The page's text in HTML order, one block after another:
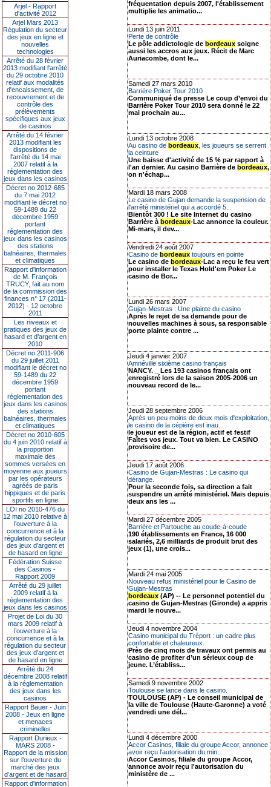
Arjel - Rapport
d'activité 2012
Arjel Mars 2013
Régulation du secteur
des jeux en ligne et
nouvelles
technologies
Arrêté du 28 février
2013 modifiant l'arrêté
du 29 octobre 2010
relatif aux modalités
d'encaissement, de
recouvrement et de
contrôle des
prélèvements
spécifiques aux jeux
de casinos
Arrêté du 14 février
2013 modifiant les
dispositions de
l'arrêté du 14 mai
2007 relatif à la
réglementation des
jeux dans les casinos
Décret no 2012-685
du 7 mai 2012
modifiant le décret no
59-1489 du 22
décembre 1959
portant
réglementation des
jeux dans les casinos
des stations
balnéaires, thermales
et climatiques
Rapport d'information
de M. François
TRUCY, fait au nom
de la commission des
finances n° 17 (2011-
2012) - 12 octobre
2011
Les niveaux et
pratiques des jeux de
hasard et d’argent en
2010
Décret no 2011-906
du 29 juillet 2011
modifiant le décret no
59-1489 du 22
décembre 1959
portant
réglementation des
jeux dans les casinos
des stations
balnéaires, thermales
et climatiques
Décret no 2010-605
du 4 juin 2010 relatif à
la proportion
maximale des
sommes versées en
moyenne aux joueurs
par les opérateurs
agréés de paris
hippiques et de paris
sportifs en ligne
LOI no 2010-476 du
12 mai 2010 relative à
l’ouverture à la
concurrence et à la
régulation du secteur
des jeux d’argent et
de hasard en ligne
Fédération Suisse
des Casinos -
Rapport 2009
Arrêté du 29 juillet
2009 relatif à la
réglementation des
jeux dans les casinos
Projet de Loi du 30
mars 2009 relatif à
l’ouverture à la
concurrence et à la
régulation du secteur
des jeux d’argent et
de hasard en ligne
Arrêté du 24
décembre 2008 relatif
à la réglementation
des jeux dans les
casinos
Rapport Bauer - Juin
2008 - Jeux en ligne
et menaces
criminelles
Rapport Durieux -
MARS 2008 -
Rapport de la mission
sur l’ouverture du
marché des jeux
d’argent et de hasard
Rapport d'information
fréquentation depuis 2007, l'établissement
multiplie les animatio...
Lundi 13 juin 2011
Perte de contrôle
Le pôle addictologie de bordeaux soigne
aussi les accros aux jeux. Récit de Marc
Auriacombe, dont le...
Samedi 27 mars 2010
Barrière Poker Tour 2010
Communiqué de presse Le coup d’envoi du
Barrière Poker Tour 2010 sera donné le 22
mai prochain au...
Lundi 13 octobre 2008
Au casino de bordeaux , les joueurs se serrent
la ceinture
Une baisse d'activité de 15 % par rapport à
l'an dernier. Au casino Barrière de bordeaux,
on n'échap...
Mardi 18 mars 2008
Le casino de Gujan demande la suspension de
l'arrêté ministériel qui a accordé 5...
Bientôt 300 ! Le site Internet du casino
Barrière à bordeaux-Lac annonce la couleur.
Mi-mars, il dev...
Vendredi 24 août 2007
Casino de bordeaux toujours en pointe
Le casino de bordeaux-Lac a reçu le feu vert
pour installer le Texas Hold'em Poker Le
casino de Bor...
Lundi 26 mars 2007
Gujan-Mestras : Une plainte du casino
Après le rejet de sa demande pour de
nouvelles machines à sous, sa responsable
porte plainte contre ...
Jeudi 4 janvier 2007
Amnéville sixième casino français
NANCY. _ Les 193 casinos français ont
enregistré lors de la saison 2005-2006 un
nouveau record de le...
Jeudi 28 septembre 2006
Après un peu moins de deux mois d'exploitation,
le casino de la cépière est inau...
le joueur est de la région, actif et festif
Faîtes vos jeux. Tout va bien. Le CASINO
provisoire de...
Jeudi 17 août 2006
Casino de Gujan-Mestras : Le casino qui
dérange.
Pour la seconde fois, sa direction a fait
suspendre un arrêté ministériel. Mais depuis
deux ans les ...
Mardi 27 décembre 2005
Barrière et Partouche au coude-à-coude
190 établissements en France, 16 000
salariés, 2,6 milliards de produit brut des
jeux (1), une crois...
Mardi 24 mai 2005
Nouveau refus ministériel pour le Casino de
Gujan-Mestras
bordeaux (AP) -- Le personnel potentiel du
casino de Gujan-Mestras (Gironde) a appris
mardi le nouve...
Jeudi 4 novembre 2004
Casino municipal du Tréport : un cadre plus
confortable et chaleureux.
Près de cinq mois de travaux ont permis au
casino de profiter d’un sérieux coup de
jeune. L’établiss...
Samedi 9 novembre 2002
Toulouse se lance dans le casino.
TOULOUSE (AP) - Le conseil municipal de
la ville de Toulouse (Haute-Garonne) a voté
vendredi une dél...
Lundi 4 décembre 2000
Accor Casinos, filiale du groupe Accor, annonce
avoir reçu l'autorisation du min...
Accor Casinos, filiale du groupe Accor,
annonce avoir reçu l'autorisation du
ministère de ...